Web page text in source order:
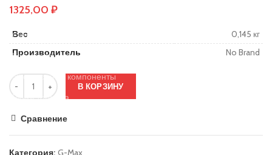
1325,00 ₽
Вес
0,145 кг
Производитель
No Brand
В КОРЗИНУ
Сравнение
Категория: G-Max
Контроллеры
Сигнализация
Кабеля, провода и разъёмы
Электронные компоненты
Ручки тормоза
Резиновые заглушки
Тормозные диски